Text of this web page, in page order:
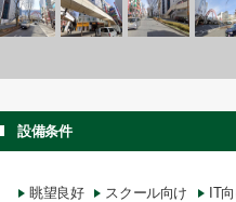
設備条件
眺望良好 スクール向け IT